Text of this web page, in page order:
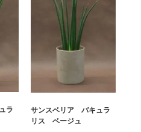
ラ
サンスベリア バキュラ
リス ベージュ